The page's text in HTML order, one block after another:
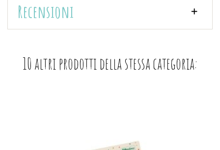
Recensioni
10 altri prodotti della stessa categoria: